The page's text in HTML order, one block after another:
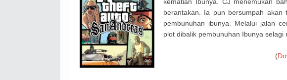
berantakan. Ia pun bersumpah akan
pembunuhan ibunya. Melalui jalan
plot dibalik pembunuhan Ibunya selagi
(